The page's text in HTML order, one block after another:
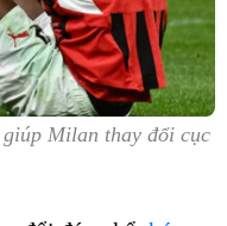
giúp Milan thay đổi cục